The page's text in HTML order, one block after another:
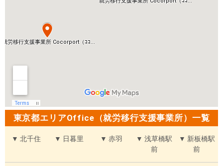
東京都エリアOffice（就労移行支援事業所）一覧
▼ 北千住 ▼ 日暮里 ▼ 赤羽
▼ 浅草橋駅
前
▼ 新板橋駅
前